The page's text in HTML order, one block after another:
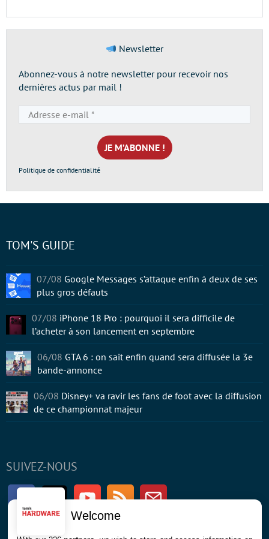
Newsletter
Abonnez-vous à notre newsletter pour recevoir nos
dernières actus par mail !
e-
mail
*
Politique de confidentialité
SUIVEZ-NOUS
FacebookTwitter Youtube RSS Newsletter
TOM'S GUIDE
07/08 Google Messages s’attaque enfin à deux de ses
plus gros défauts
07/08 iPhone 18 Pro : pourquoi il sera difficile de
l’acheter à son lancement en septembre
06/08 GTA 6 : on sait enfin quand sera diffusée la 3e
bande-annonce
06/08 Disney+ va ravir les fans de foot avec la diffusion
de ce championnat majeur
Welcome